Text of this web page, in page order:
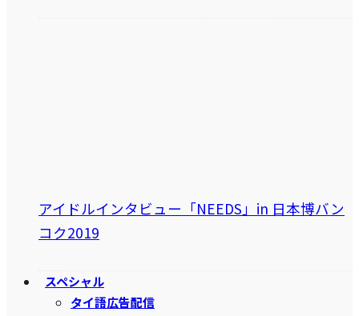
アイドルインタビュー「NEEDS」in 日本博バン
コク2019
スペシャル
タイ語広告配信